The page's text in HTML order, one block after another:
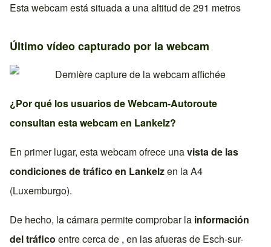
Esta webcam está situada a una altitud de 291 metros
Último vídeo capturado por la webcam
¿Por qué los usuarios de Webcam-Autoroute
consultan esta webcam en Lankelz?
En primer lugar, esta webcam ofrece unavista de las
condiciones de tráfico en Lankelzen laA4
(Luxemburgo).
De hecho, la cámara permite comprobar la información
del tráfico entre cerca de , en las afueras de Esch-sur-